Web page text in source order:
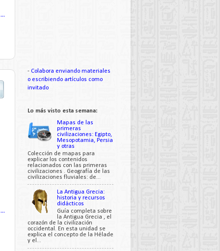
- Colabora enviando materiales
o escribiendo artículos como
invitado
Lo más visto esta semana:
Mapas de las
primeras
civilizaciones: Egipto,
Mesopotamia, Persia
y otras
Colección de mapas para
explicar los contenidos
relacionados con las primeras
civilizaciones . Geografía de las
civilizaciones fluviales: de...
La Antigua Grecia:
historia y recursos
didácticos
Guía completa sobre
la Antigua Grecia , el
corazón de la civilización
occidental. En esta unidad se
explica el concepto de la Hélade
y el...